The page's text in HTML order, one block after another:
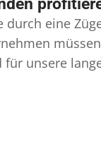
durch eine
für unsere